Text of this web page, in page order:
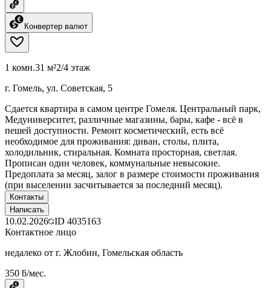
Конвертер валют
1 комн.31 м²2/4 этаж
г. Гомель, ул. Советская, 5
Сдается квартира в самом центре Гомеля. Центральный парк,
Медуниверситет, различные магазины, бары, кафе - всё в
пешей доступности. Ремонт косметический, есть всё
необходимое для проживания: диван, столы, плита,
холодильник, стиральная. Комната просторная, светлая.
Прописан один человек, коммунальные невысокие.
Предоплата за месяц, залог в размере стоимости проживания
(при выселении засчитывается за последний месяц).
Контакты
Написать
10.02.2026 ID 4035163
Контактное лицо
недалеко от г. Жлобин, Гомельская область
350 ƃ/мес.